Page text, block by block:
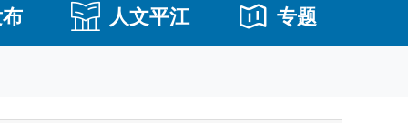
人文平江 专题